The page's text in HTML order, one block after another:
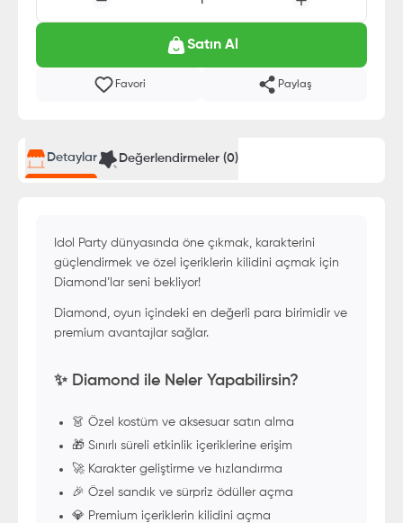
Satın Al
Favori Paylaş
Detaylar Değerlendirmeler (0)
Idol Party dünyasında öne çıkmak, karakterini
güçlendirmek ve özel içeriklerin kilidini açmak için
Diamond’lar seni bekliyor!
Diamond, oyun içindeki en değerli para birimidir ve
premium avantajlar sağlar.
✨ Diamond ile Neler Yapabilirsin?
👗 Özel kostüm ve aksesuar satın alma
🎁 Sınırlı süreli etkinlik içeriklerine erişim
🚀 Karakter geliştirme ve hızlandırma
🎉 Özel sandık ve sürpriz ödüller açma
💎 Premium içeriklerin kilidini açma